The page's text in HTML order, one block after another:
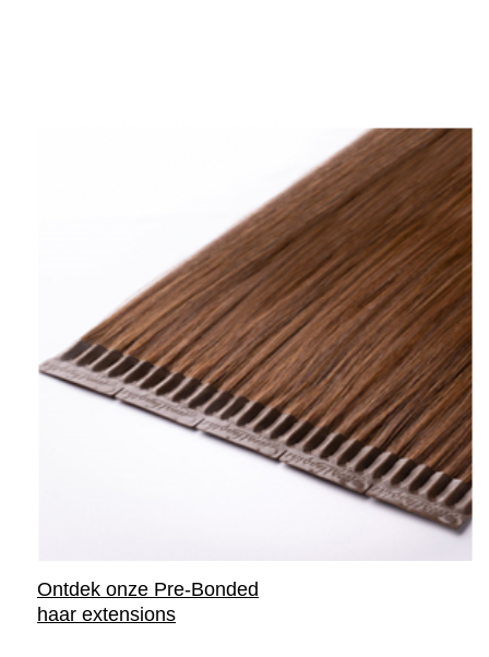
Ontdek onze Pre-Bonded
haar extensions